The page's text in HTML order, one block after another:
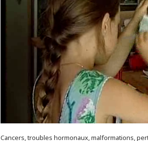
Cancers, troubles hormonaux, malformations,